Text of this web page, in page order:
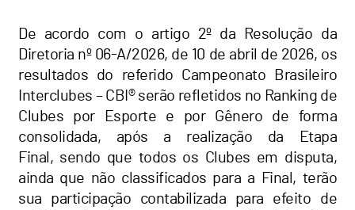
De acordo com o artigo 2º da Resolução da
Diretoria nº 06-A/2026, de 10 de abril de 2026, os
resultados do referido Campeonato Brasileiro
Interclubes – CBI® serão refletidos no Ranking de
Clubes por Esporte e por Gênero de forma
consolidada, após a realização da Etapa
Final, sendo que todos os Clubes em disputa,
ainda que não classificados para a Final, terão
sua participação contabilizada para efeito de